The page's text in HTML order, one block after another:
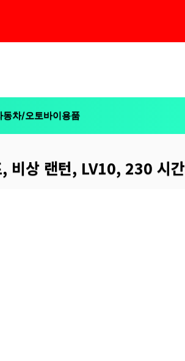
동차/오토바이용품
비상 랜턴, LV10, 230 시간